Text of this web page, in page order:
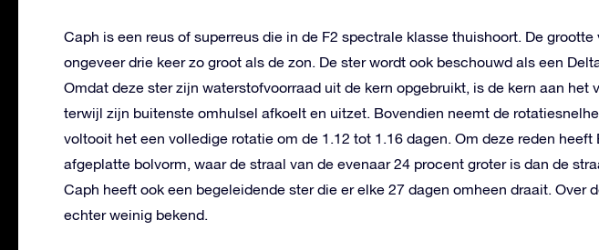
Caph is een reus of superreus die in de F2 spectrale klasse thuishoort. De grootte
ongeveer drie keer zo groot als de zon. De ster wordt ook beschouwd als een
Omdat deze ster zijn waterstofvoorraad uit de kern opgebruikt, is de kern aan het
terwijl zijn buitenste omhulsel afkoelt en uitzet. Bovendien neemt de
voltooit het een volledige rotatie om de 1.12 tot 1.16 dagen. Om deze reden heeft
afgeplatte bolvorm, waar de straal van de evenaar 24 procent groter is dan de
Caph heeft ook een begeleidende ster die er elke 27 dagen omheen draait. Over
echter weinig bekend.